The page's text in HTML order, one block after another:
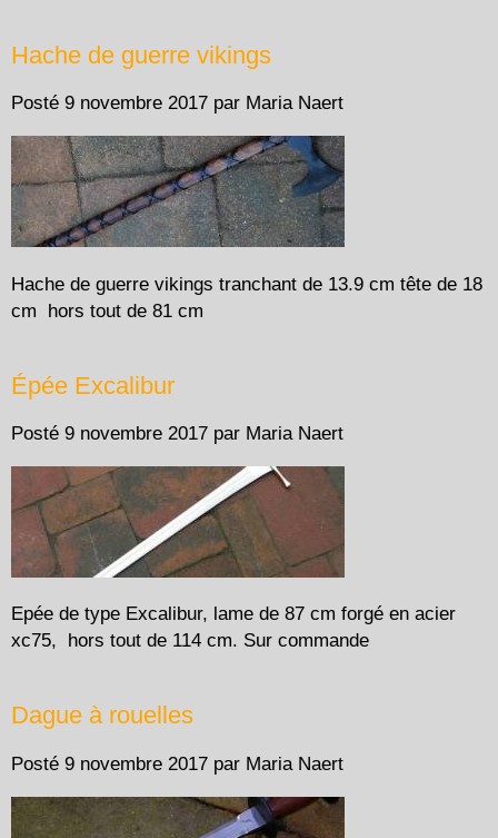
Hache de guerre vikings
Posté 9 novembre 2017 par Maria Naert
Hache de guerre vikings tranchant de 13.9 cm tête de 18
cm hors tout de 81 cm
Épée Excalibur
Posté 9 novembre 2017 par Maria Naert
Epée de type Excalibur, lame de 87 cm forgé en acier
xc75, hors tout de 114 cm. Sur commande
Dague à rouelles
Posté 9 novembre 2017 par Maria Naert